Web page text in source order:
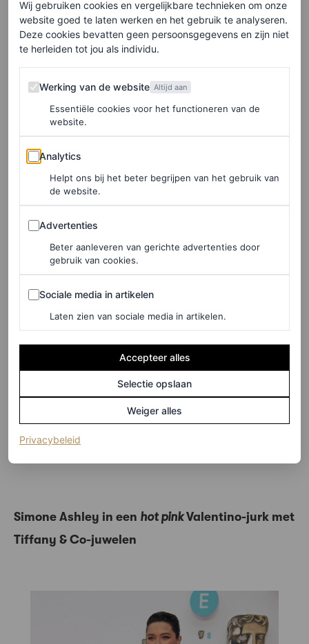
7/12
Simone Ashley in een hot pinkValentino-jurk met
Tiffany & Co-juwelen
Wij gebruiken cookies en vergelijkbare technieken om onze
website goed te laten werken en het gebruik te analyseren.
Deze cookies bevatten geen persoonsgegevens en zijn niet
te herleiden tot jou als individu.
Werking van de website
Werking van de website Altijd aan
Essentiële cookies voor het functioneren van de
website.
Analytics
Analytics
Helpt ons bij het beter begrijpen van het gebruik van
de website.
Advertenties
Advertenties
Beter aanleveren van gerichte advertenties door
gebruik van cookies.
Sociale media in artikelen
Sociale media in artikelen
Laten zien van sociale media in artikelen.
Accepteer alles
Selectie opslaan
Weiger alles
Privacybeleid